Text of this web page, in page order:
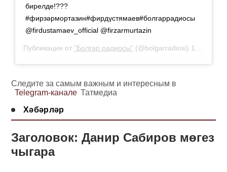
бирелде!???
#фирзәрмортазин#фирдүстямаев#болгаррадиосы
@firdustamaev_official @firzarmurtazin
Публикация от "Болгар радиосы" (@bolgarradiosi) 12 Дек 2018 в 4:55 PST
Следите за самым важным и интересным в
Telegram-канале Татмедиа
Хәбәрләр
Заголовок: Данир Сабиров мөгез
чыгара